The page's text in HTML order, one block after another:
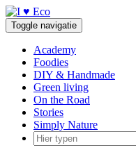
Doorgaan
naar
inhoud
Toggle navigatie
Academy
Foodies
DIY & Handmade
Green living
On the Road
Stories
Simply Nature